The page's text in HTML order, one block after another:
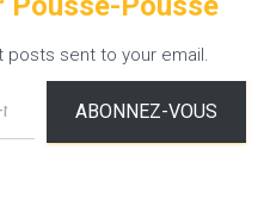
sent to your email.
ABONNEZ-VOUS